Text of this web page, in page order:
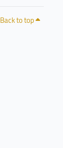
Back to top